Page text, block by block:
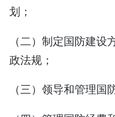
划；
（二）制定国防建
政法规；
（三）领导和管理国